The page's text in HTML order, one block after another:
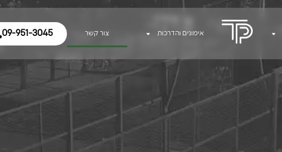
אימונים והדרכות צור קשר 09-951-3045